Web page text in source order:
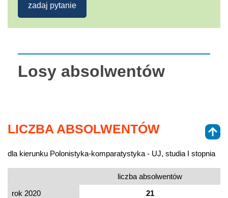
zadaj pytanie
Losy absolwentów
LICZBA ABSOLWENTÓW
dla kierunku Polonistyka-komparatystyka - UJ, studia I stopnia
liczba absolwentów
rok 2020
21